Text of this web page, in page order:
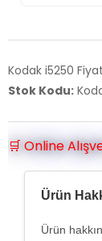
Kodak i5250
Stok Kodu:
🛒 Online
Ürün
Ürün